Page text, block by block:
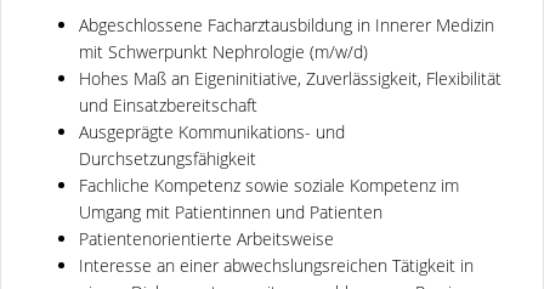
Abgeschlossene Facharztausbildung in Innerer Medizin
mit Schwerpunkt Nephrologie (m/w/d)
Hohes Maß an Eigeninitiative, Zuverlässigkeit, Flexibilität
und Einsatzbereitschaft
Ausgeprägte Kommunikations- und
Durchsetzungsfähigkeit
Fachliche Kompetenz sowie soziale Kompetenz im
Umgang mit Patientinnen und Patienten
Patientenorientierte Arbeitsweise
Interesse an einer abwechslungsreichen Tätigkeit in